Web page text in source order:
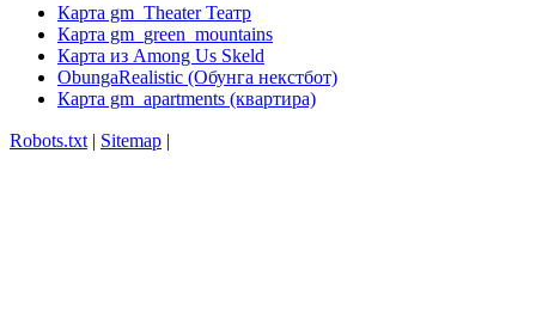
Карта gm_Theater Театр
Карта gm_green_mountains
Карта из Among Us Skeld
ObungaRealistic (Обунга некстбот)
Карта gm_apartments (квартира)
Robots.txt | Sitemap |